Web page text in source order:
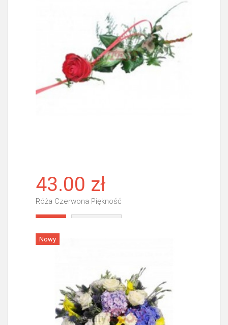
43.00 zł
Róża Czerwona Piękność
Nowy